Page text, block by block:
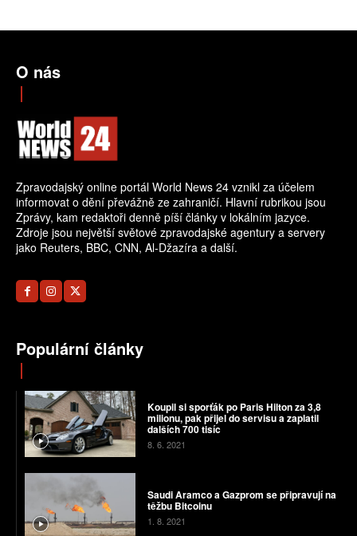
O nás
Zpravodajský online portál World News 24 vznikl za účelem
informovat o dění převážně ze zahraničí. Hlavní rubrikou jsou
Zprávy, kam redaktoři denně píší články v lokálním jazyce.
Zdroje jsou největší světové zpravodajské agentury a servery
jako Reuters, BBC, CNN, Al-Džazíra a další.
Populární články
Koupil si sporťák po Paris Hilton za 3,8
milionu, pak přijel do servisu a zaplatil
dalších 700 tisíc
8. 6. 2021
Saudi Aramco a Gazprom se připravují na
těžbu Bitcoinu
1. 8. 2021